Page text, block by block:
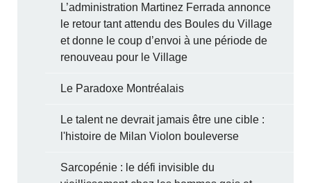
L’administration Martinez Ferrada annonce
le retour tant attendu des Boules du Village
et donne le coup d’envoi à une période de
renouveau pour le Village
Le Paradoxe Montréalais
Le talent ne devrait jamais être une cible :
l'histoire de Milan Violon bouleverse
Sarcopénie : le défi invisible du